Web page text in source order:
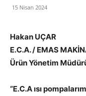
15 Nisan 2024
Hakan UÇAR
E.C.A. / EMAS
Ürün Yönetim
“E.C.A ısı